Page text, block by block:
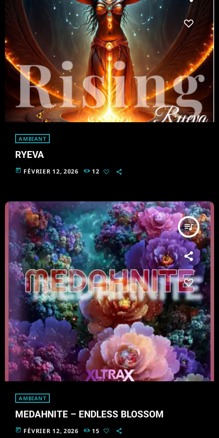
AMBIANT
RYEVA
today FÉVRIER 12, 2026 12
queue_music
AMBIANT
MEDAHNITE – ENDLESS BLOSSOM
today FÉVRIER 12, 2026 15